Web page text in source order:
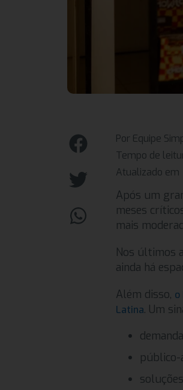
Por Equipe
Tempo de
Atualizado em
Após um
meses
mais
Nos últimos
ainda há
Além disso, o
Latina. Um
público-